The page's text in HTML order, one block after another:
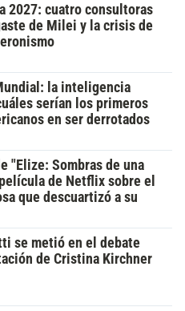
2027: cuatro consultoras
de Milei y la crisis de
la inteligencia
serían los primeros
en ser derrotados
"Elize: Sombras de una
de Netflix sobre el
que descuartizó a su
se metió en el debate
de Cristina Kirchner